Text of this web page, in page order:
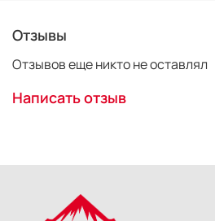
Отзывы
Отзывов еще никто не оставлял
Написать отзыв